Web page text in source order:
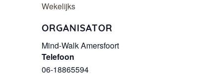
Wekelijks
ORGANISATOR
Mind-Walk Amersfoort
Telefoon
06-18865594